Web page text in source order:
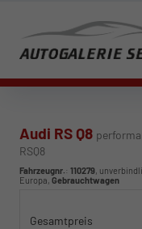
Audi RS Q8
RSQ8
Fahrzeugnr.: 110279,
Europa, Gebrauchtwagen
Gesamtpreis